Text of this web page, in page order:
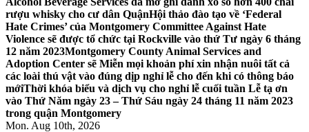
rượu whisky cho cư dân QuậnHội thảo đào tạo về ‘Federal
Hate Crimes’ của Montgomery Committee Against Hate
Violence sẽ được tổ chức tại Rockville vào thứ Tư ngày 6 tháng
12 năm 2023Montgomery County Animal Services and
Adoption Center sẽ Miễn mọi khoản phí xin nhận nuôi tất cả
các loài thú vật vào đúng dịp nghỉ lễ cho đến khi có thông báo
mớiThời khóa biểu và dịch vụ cho nghỉ lễ cuối tuần Lễ tạ ơn
vào Thứ Năm ngày 23 – Thứ Sáu ngày 24 tháng 11 năm 2023
trong quận Montgomery
Mon. Aug 10th, 2026